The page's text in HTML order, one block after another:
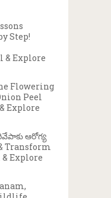
Step!
& Explore
Flowering
Peel
Explore
ఆరోగ్య
Transform
& Explore